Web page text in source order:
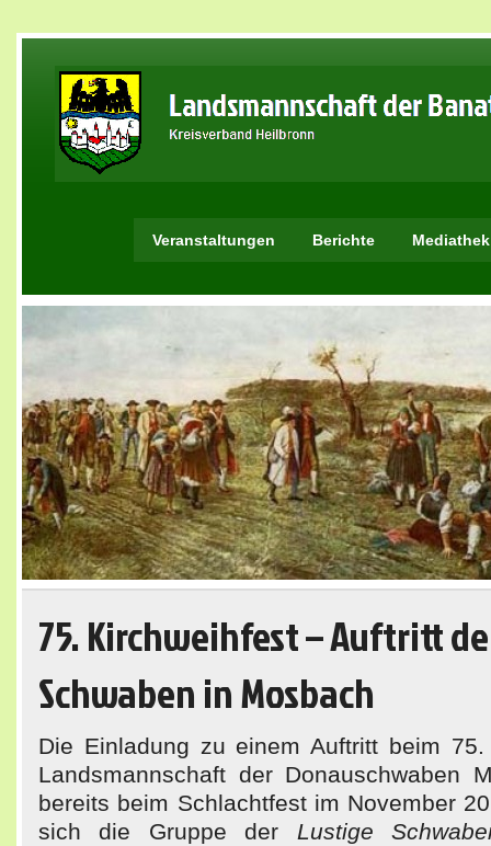
Veranstaltungen Berichte Mediathek
75. Kirchweihfest – Auftritt
Schwaben in Mosbach
Die Einladung zu einem Auftritt beim
Landsmannschaft der Donauschwaben
bereits beim Schlachtfest im November
sich die Gruppe der Lustige